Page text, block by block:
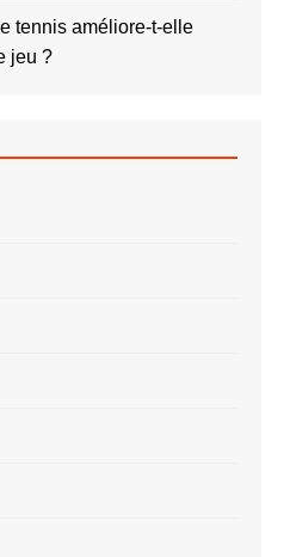
tennis améliore-t-elle
jeu ?